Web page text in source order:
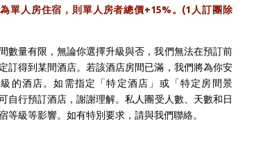
單人房住宿，則單人房者總價+15%。(1人訂團除
數量有限，無論你選擇升級與否，我們無法在預訂前
訂得到某間酒店。若該酒店房間已滿，我們將為你安
的酒店。如需指定「特定酒店」或「特定房間景
自行預訂酒店，謝謝理解。私人團受人數、天數和日
等級等影響。如有特別要求，請與我們聯絡。